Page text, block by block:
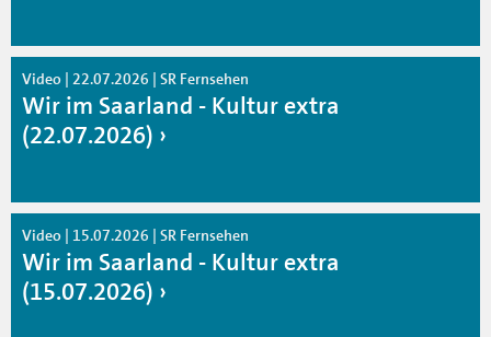
Video | 22.07.2026 | SR Fernsehen
Wir im Saarland - Kultur extra
(22.07.2026)
Video | 15.07.2026 | SR Fernsehen
Wir im Saarland - Kultur extra
(15.07.2026)